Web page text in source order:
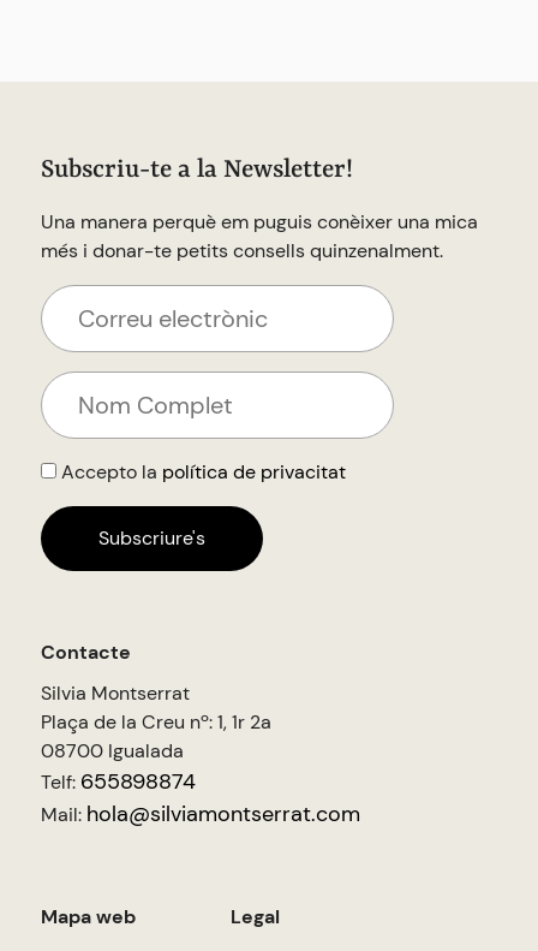
Subscriu-te a la Newsletter!
Una manera perquè em puguis conèixer una mica
més i donar-te petits consells quinzenalment.
Accepto la política de privacitat
Contacte
Silvia Montserrat
Plaça de la Creu nº: 1, 1r 2a
08700 Igualada
Telf: 655898874
Mail: hola@silviamontserrat.com
Mapa web
Legal